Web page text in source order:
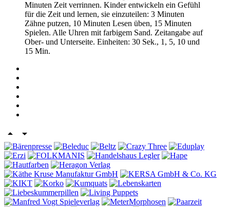
Minuten Zeit verrinnen. Kinder entwickeln ein Gefühl
für die Zeit und lernen, sie einzuteilen: 3 Minuten
Zähne putzen, 10 Minuten Lesen üben, 15 Minuten
Spielen. Alle Uhren mit farbigem Sand. Zeitangabe auf
Ober- und Unterseite. Einheiten: 30 Sek., 1, 5, 10 und
15 Min.
 